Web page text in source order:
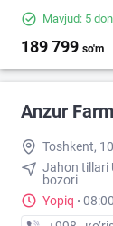
Mavjud: 5
189 799 so'm
Anzur Farm
Toshkent,
Jahon tillari
bozori
Yopiq ·